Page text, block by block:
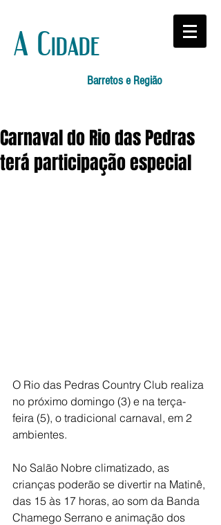
A Cidade
Barretos e Região
Carnaval do Rio das Pedras
terá participação especial
O Rio das Pedras Country Club realiza
no próximo domingo (3) e na terça-
feira (5), o tradicional carnaval, em 2
ambientes.
No Salão Nobre climatizado, as
crianças poderão se divertir na Matinê,
das 15 às 17 horas, ao som da Banda
Chamego Serrano e animação dos